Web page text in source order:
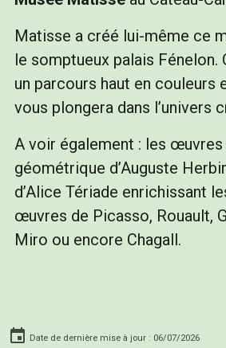
Matisse a créé lui-même ce
le somptueux palais Fénelon.
un parcours haut en couleurs
vous plongera dans l’univers
A voir également : les œuvres
géométrique d’Auguste
d’Alice Tériade enrichissant
œuvres de Picasso, Rouault,
Miro ou encore Chagall.
Date de dernière mise à jour : 06/07/2026